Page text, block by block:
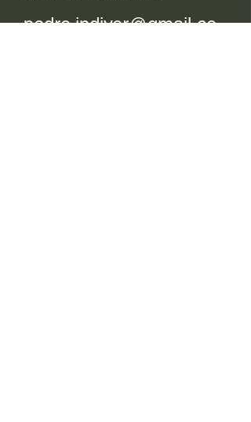
pedro.indivor@gmail.co